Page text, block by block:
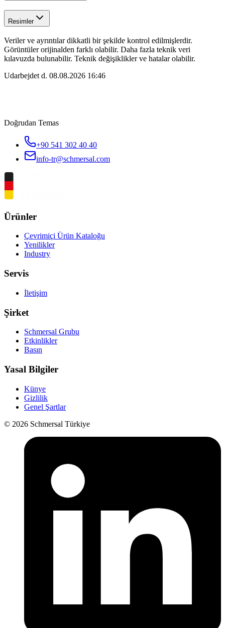
Resimler
Veriler ve ayrıntılar dikkatli bir şekilde kontrol edilmişlerdir.
Görüntüler orijinalden farklı olabilir. Daha fazla teknik veri
kılavuzda bulunabilir. Teknik değişiklikler ve hatalar olabilir.
Udarbejdet d. 08.08.2026 16:46
Doğrudan Temas
+90 541 302 40 40
info-tr@schmersal.com
Ürünler
Çevrimiçi Ürün Kataloğu
Yenilikler
Industry
Servis
İletişim
Şirket
Schmersal Grubu
Etkinlikler
Basın
Yasal Bilgiler
Künye
Gizlilik
Genel Şartlar
© 2026 Schmersal Türkiye